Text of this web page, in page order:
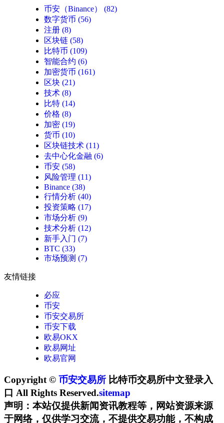
币安（Binance）
(82)
数字货币 (56)
注册 (8)
区块链 (58)
比特币 (109)
智能合约 (6)
加密货币 (161)
区块 (21)
技术 (8)
比特 (14)
价格 (8)
加密 (19)
货币 (10)
区块链技术 (11)
去中心化金融 (6)
币安 (58)
风险管理 (11)
Binance (38)
行情分析 (40)
投资策略 (17)
市场分析 (9)
技术分析 (12)
新手入门 (7)
BTC (33)
市场预测 (7)
友情链接
必应
币安
币安交易所
币安下载
欧易OKX
欧易网址
欧易官网
Copyright © 币安交易所 比特币交易所中文登录入
口 All Rights Reserved.sitemap
声明：本站仅提供新闻资讯教程等，网站资源来源
于网络，仅供学习交流，不提供交易功能，不构成